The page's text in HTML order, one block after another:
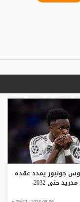
جونيور يمدد عقده
حتى 2032